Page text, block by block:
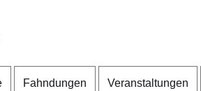
Kopf der Seite
Inhalt
Fuß der Seite
Fahndungen Veranstaltungen